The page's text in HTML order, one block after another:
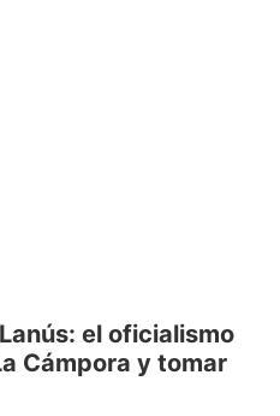
el oficialismo
Cámpora y tomar